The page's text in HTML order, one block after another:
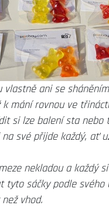
vlastně ani se
mání rovnou ve
si lze balení sta nebo
své přijde každý, ať
nekladou a každý
tyto sáčky podle svého
vhod.